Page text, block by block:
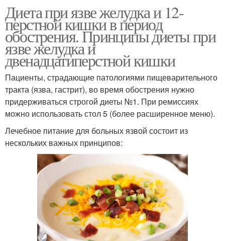
Диета при язве желудка и 12-
перстной кишки в период
обострения. Принципы диеты при
язве желудка и
двенадцатиперстной кишки
Пациенты, страдающие патологиями пищеварительного
тракта (язва, гастрит), во время обострения нужно
придерживаться строгой диеты №1. При ремиссиях
можно использовать стол 5 (более расширенное меню).
Лечебное питание для больных язвой состоит из
нескольких важных принципов: